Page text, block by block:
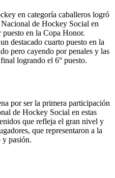
en categoría caballeros logró
de Hockey Social en
en la Copa Honor.
destacado cuarto puesto en la
pero cayendo por penales y las
logrando el 6° puesto.
por ser la primera participación
de Hockey Social en estas
que refleja el gran nivel y
que representaron a la
pasión.